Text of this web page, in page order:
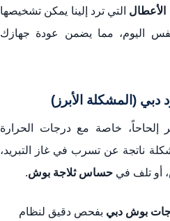
التي ترد إلينا يمكن تشخيصها
نفس اليوم، مما يضمن عودة جهازك
إلحاحاً، خاصة مع درجات الحرارة
ناتجة عن تسرب في غاز التبريد،
، أو تلف في حساس ثلاجة بوش.
بوش دبي بفحص دقيق لنظام